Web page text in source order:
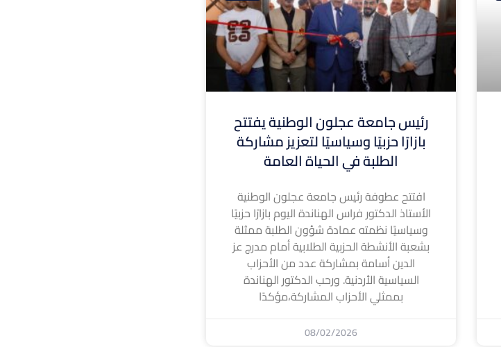
رئيس جامعة عجلون الوطنية يفتتح
بازارًا حزبيًا وسياسيًا لتعزيز مشاركة
الطلبة في الحياة العامة
افتتح عطوفة رئيس جامعة عجلون الوطنية
الأستاذ الدكتور فراس الهناندة اليوم بازارًا حزبيًا
وسياسيًا نظمته عمادة شؤون الطلبة ممثلة
بشعبة الأنشطة الحزبية الطلابية أمام مدرج عز
الدين أسامة بمشاركة عدد من الأحزاب
السياسية الأردنية. ورحب الدكتور الهناندة
بممثلي الأحزاب المشاركة،مؤكدًا
08/02/2026